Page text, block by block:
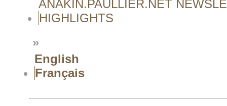
ANAKIN.PAULLIER.NET
HIGHLIGHTS
»
English
Français